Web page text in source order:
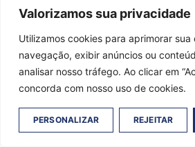
Valorizamos sua privacidade
Utilizamos cookies para aprimorar
navegação, exibir anúncios ou
analisar nosso tráfego. Ao clicar em
concorda com nosso uso de cookies.
PERSONALIZAR REJEITAR